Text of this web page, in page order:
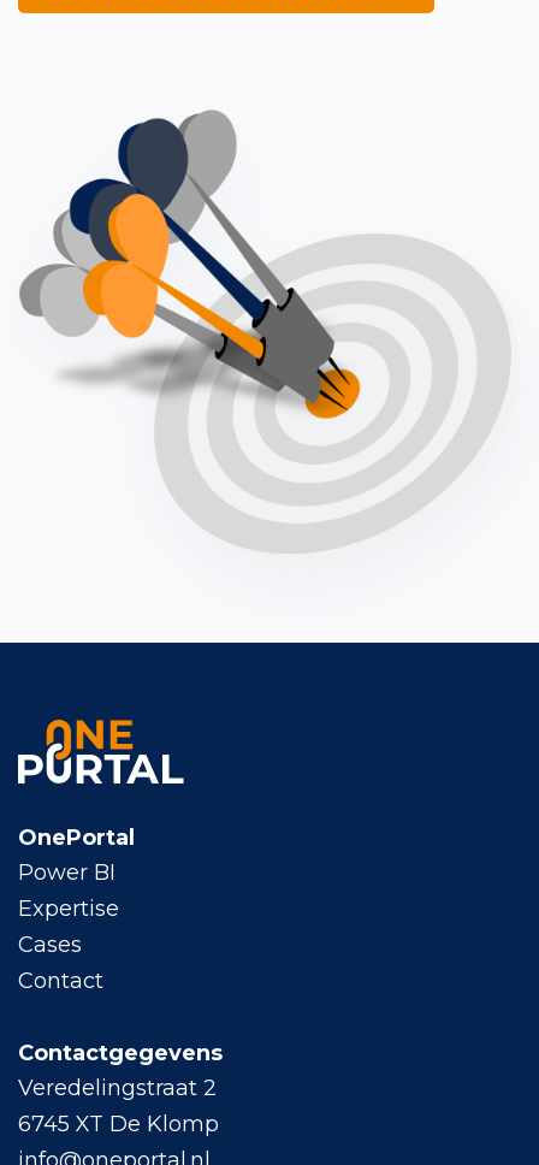
OnePortal
Power BI
Expertise
Cases
Contact
Contactgegevens
Veredelingstraat 2
6745 XT De Klomp